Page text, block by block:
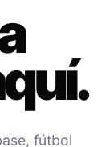
fútbol